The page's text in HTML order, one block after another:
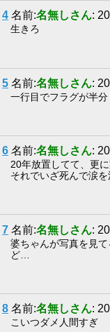
4 名前:名無しさん:
生きろ
5 名前:名無しさん:
一行目でフラグが半
6 名前:名無しさん:
20年放置してて、更
それでいざ死んで涙を
7 名前:名無しさん:
婆ちゃんが写真を見
ど…
8 名前:名無しさん:
こいつダメ人間すぎ